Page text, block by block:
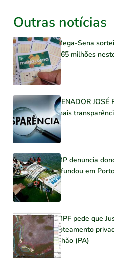
Outras notícias
Mega-Sena
165 milhões
SENADOR JOSÉ
mais
MP denuncia
afundou em
MPF pede que
loteamento
Chão (PA)